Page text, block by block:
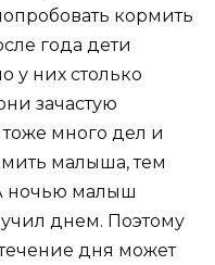
кормить
года дети
у них столько
зачастую
много дел и
малыша, тем
ночью малыш
днем. Поэтому
дня может